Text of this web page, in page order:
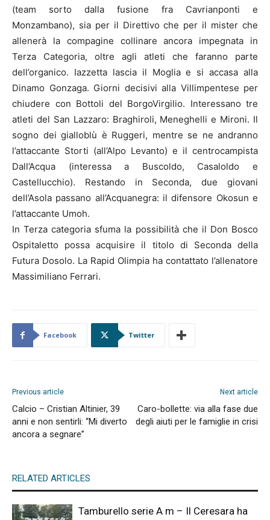
(team sorto dalla fusione fra Cavrianponti e
Monzambano), sia per il Direttivo che per il mister che
allenerà la compagine collinare ancora impegnata in
Terza Categoria, oltre agli atleti che faranno parte
dell’organico. Iazzetta lascia il Moglia e si accasa alla
Dinamo Gonzaga. Giorni decisivi alla Villimpentese per
chiudere con Bottoli del BorgoVirgilio. Interessano tre
atleti del San Lazzaro: Braghiroli, Meneghelli e Mironi. Il
sogno dei gialloblù è Ruggeri, mentre se ne andranno
l’attaccante Storti (all’Alpo Levanto) e il centrocampista
Dall’Acqua (interessa a Buscoldo, Casaloldo e
Castellucchio). Restando in Seconda, due giovani
dell’Asola passano all’Acquanegra: il difensore Okosun e
l’attaccante Umoh.
In Terza categoria sfuma la possibilità che il Don Bosco
Ospitaletto possa acquisire il titolo di Seconda della
Futura Dosolo. La Rapid Olimpia ha contattato l’allenatore
Massimiliano Ferrari.
Facebook Twitter
Previous article
Calcio – Cristian Altinier, 39
anni e non sentirli: “Mi diverto
ancora a segnare”
Next article
Caro-bollette: via alla fase due
degli aiuti per le famiglie in crisi
RELATED ARTICLES
Tamburello serie A m – Il Ceresara ha